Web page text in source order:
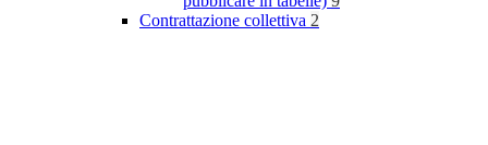
Contrattazione collettiva 2